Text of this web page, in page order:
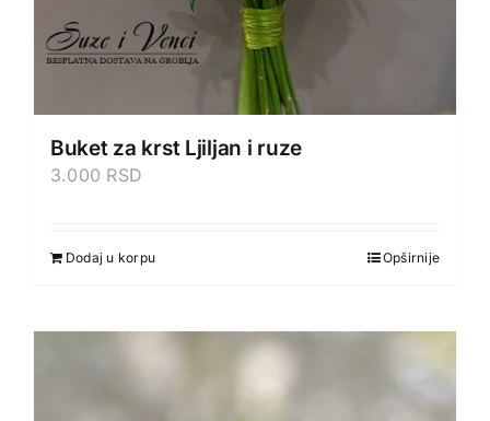
Buket za krst Ljiljan i ruze
3.000 RSD
Dodaj u korpu Opširnije